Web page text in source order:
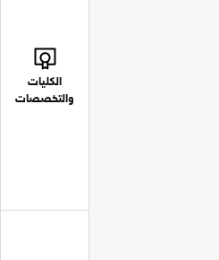
الكليات
والتخصصات